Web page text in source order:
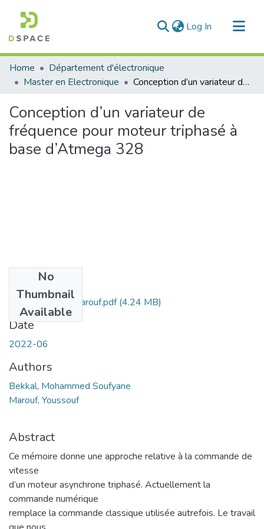
Log In (current)
Communities & Collections
All of DSpace
Home
Département d'électronique
Master en Electronique
Conception d’un variateur de fréquence pour moteur triphasé à base d’Atmega 328
Conception d’un variateur de
fréquence pour moteur triphasé à
base d’Atmega 328
No
Thumbnail
Available
Ms.Eln.Bekkal+Marouf.pdf(4.24 MB)
Date
2022-06
Authors
Bekkal, Mohammed Soufyane
Marouf, Youssouf
Abstract
Ce mémoire donne une approche relative à la commande de
vitesse
d’un moteur asynchrone triphasé. Actuellement la
commande numérique
remplace la commande classique utilisée autrefois. Le travail